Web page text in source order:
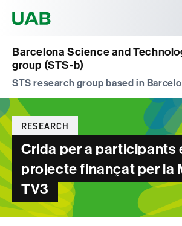
Barcelona Science and
group (STS-b)
STS research group based in
Categories
RESEARCH
Crida per a participants
projecte finançat per la
TV3